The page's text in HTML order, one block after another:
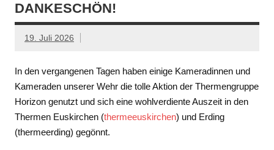
ANKESCHÖN!
19. Juli 2026
In den vergangenen Tagen haben einige Kameradinnen und
Kameraden unserer Wehr die tolle Aktion der Thermengruppe
Horizon genutzt und sich eine wohlverdiente Auszeit in den
Thermen Euskirchen (thermeeuskirchen) und Erding
(thermeerding) gegönnt.